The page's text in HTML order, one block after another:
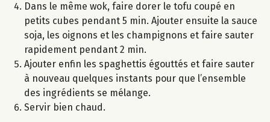
Dans le même wok, faire dorer le tofu coupé en
petits cubes pendant 5 min. Ajouter ensuite la sauce
soja, les oignons et les champignons et faire sauter
rapidement pendant 2 min.
Ajouter enfin les spaghettis égouttés et faire sauter
à nouveau quelques instants pour que l’ensemble
des ingrédients se mélange.
Servir bien chaud.